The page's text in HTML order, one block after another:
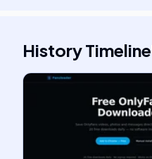
History Timeline